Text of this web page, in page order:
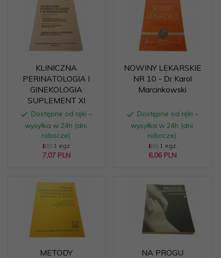
KLINICZNA
PERINATOLOGIA I
GINEKOLOGIA
SUPLEMENT XI
Dostępne od ręki –
wysyłka w 24h (dni
robocze)
1 egz.
7,07 PLN
NOWINY LEKARSKIE
NR 10 - Dr Karol
Marcinkowski
Dostępne od ręki –
wysyłka w 24h (dni
robocze)
1 egz.
6,06 PLN
METODY
NA PROGU